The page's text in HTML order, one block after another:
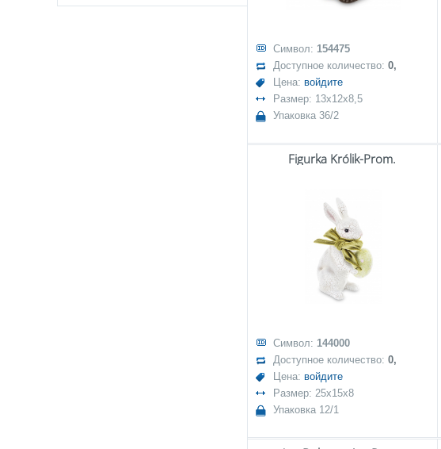
Символ: 154475
Доступное количество: 0,
Цена: войдите
Размер: 13x12x8,5
Упаковка 36/2
Figurka Królik-Prom.
Символ: 144000
Доступное количество: 0,
Цена: войдите
Размер: 25x15x8
Упаковка 12/1